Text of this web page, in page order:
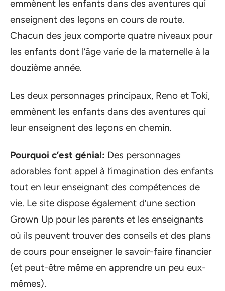
emmènent les enfants dans des aventures qui
enseignent des leçons en cours de route.
Chacun des jeux comporte quatre niveaux pour
les enfants dont l’âge varie de la maternelle à la
douzième année.
Les deux personnages principaux, Reno et Toki,
emmènent les enfants dans des aventures qui
leur enseignent des leçons en chemin.
Pourquoi c’est génial: Des personnages
adorables font appel à l’imagination des enfants
tout en leur enseignant des compétences de
vie. Le site dispose également d’une section
Grown Up pour les parents et les enseignants
où ils peuvent trouver des conseils et des plans
de cours pour enseigner le savoir-faire financier
(et peut-être même en apprendre un peu eux-
mêmes).